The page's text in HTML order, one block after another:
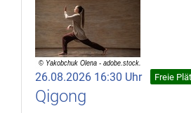
26.08.2026 16:30 Uhr Freie
Qigong